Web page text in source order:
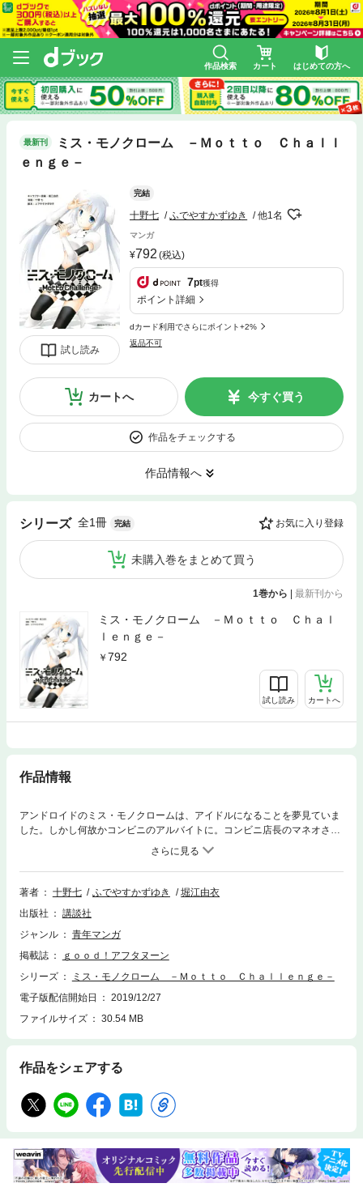
作品検索 カート はじめての方へ
最新刊
ミス・モノクローム －Ｍｏｔｔｏ Ｃｈａｌｌ
ｅｎｇｅ－
試し読み
完結
十野七 ふでやすかずゆき 他1名
マンガ
792 (税込)
7pt獲得
ポイント詳細
dカード利用でさらにポイント+2%
返品不可
カートへ 今すぐ買う
作品をチェックする
作品情報へ
シリーズ 全1冊 完結 お気に入り登録
未購入巻をまとめて買う
1巻から | 最新刊から
ミス・モノクローム －Ｍｏｔｔｏ Ｃｈａｌ
ｌｅｎｇｅ－
792
試し読み カートへ
作品情報
アンドロイドのミス・モノクロームは、アイドルになることを夢見ていま
した。しかし何故かコンビニのアルバイトに。コンビニ店長のマネオさん
をマネージャーとして、地道なアイドル活動に精を出すのですが、ついで
に地球の危機に立ち向かったり時空を超えたりとスペクタクルな大活躍を
するのです!? ……え、どういうこと？ 声優・歌手として活躍する堀江
由衣がキャラクター原案を手がけた一大プロジェクト、ついに漫画に！
著者 十野七 ふでやすかずゆき
堀江由衣
出版社
講談社
ジャンル
青年マンガ
掲載誌
ｇｏｏｄ！アフタヌーン
シリーズ
ミス・モノクローム －Ｍｏｔｔｏ Ｃｈａｌｌｅｎｇｅ－
電子版配信開始日
2019/12/27
ファイルサイズ
30.54 MB
作品をシェアする